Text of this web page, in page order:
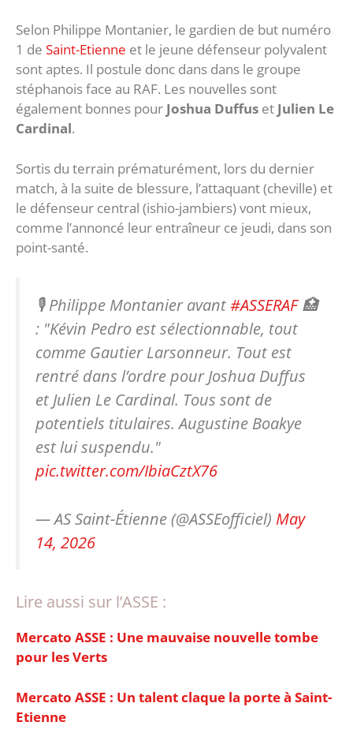
Selon Philippe Montanier, le gardien de but numéro
1 de Saint-Etienne et le jeune défenseur polyvalent
sont aptes. Il postule donc dans dans le groupe
stéphanois face au RAF. Les nouvelles sont
également bonnes pour Joshua Duffus et Julien Le
Cardinal.
Sortis du terrain prématurément, lors du dernier
match, à la suite de blessure, l’attaquant (cheville) et
le défenseur central (ishio-jambiers) vont mieux,
comme l’annoncé leur entraîneur ce jeudi, dans son
point-santé.
🎙️ Philippe Montanier avant#ASSERAF🏥
: "Kévin Pedro est sélectionnable, tout
comme Gautier Larsonneur. Tout est
rentré dans l’ordre pour Joshua Duffus
et Julien Le Cardinal. Tous sont de
potentiels titulaires. Augustine Boakye
est lui suspendu."
pic.twitter.com/IbiaCztX76
— AS Saint-Étienne (@ASSEofficiel) May
14, 2026
Lire aussi sur l’ASSE :
Mercato ASSE : Une mauvaise nouvelle tombe
pour les Verts
Mercato ASSE : Un talent claque la porte à Saint-
Etienne